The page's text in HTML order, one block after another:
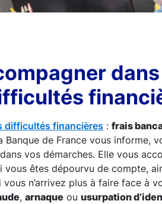
difficultés financières : frais
Banque de France vous informe,
vos démarches. Elle vous
vous êtes dépourvu de compte,
vous n’arrivez plus à faire face à
, arnaque ou usurpation